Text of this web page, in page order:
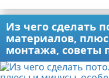
Из чего сделать
материалов,
монтажа, советы